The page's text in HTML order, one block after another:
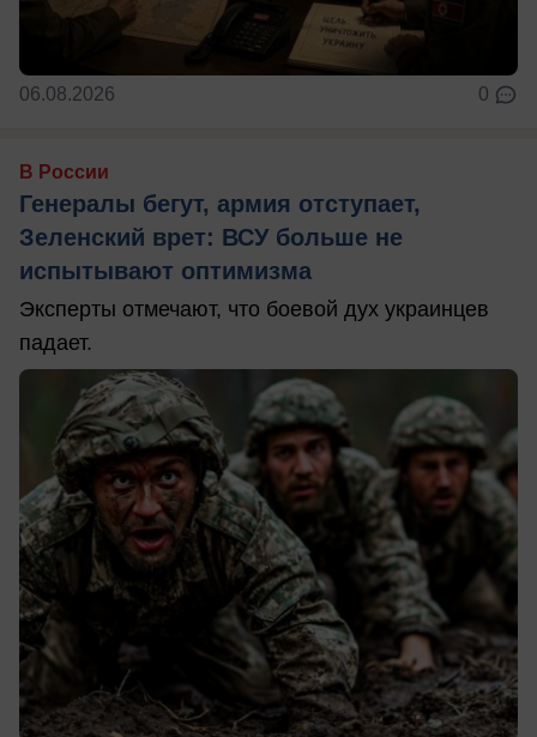
06.08.2026 0
В России
Генералы бегут, армия отступает,
Зеленский врет: ВСУ больше не
испытывают оптимизма
Эксперты отмечают, что боевой дух украинцев
падает.